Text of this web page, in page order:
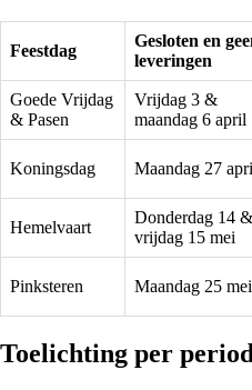
Feestdag
Gesloten en
leveringen
Goede Vrijdag
& Pasen
Vrijdag 3 &
maandag 6 april
Koningsdag Maandag 27
Hemelvaart
Donderdag 14 &
vrijdag 15 mei
Pinksteren Maandag 25 mei
Toelichting per